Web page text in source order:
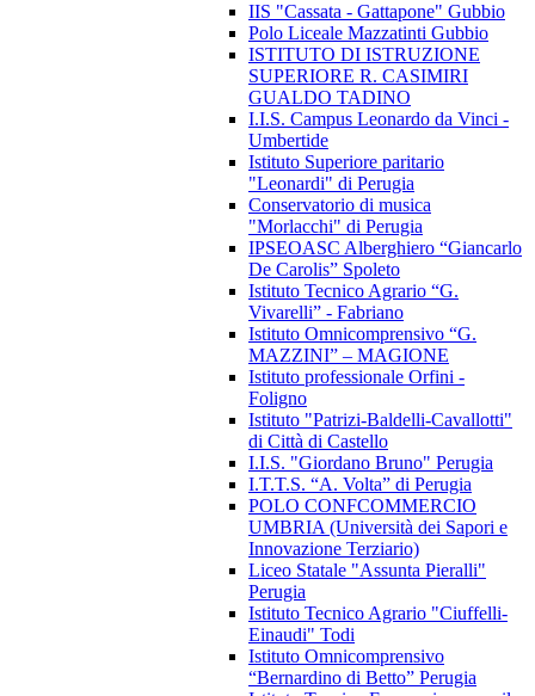
IIS "Cassata - Gattapone" Gubbio
Polo Liceale Mazzatinti Gubbio
ISTITUTO DI ISTRUZIONE
SUPERIORE R. CASIMIRI
GUALDO TADINO
I.I.S. Campus Leonardo da Vinci -
Umbertide
Istituto Superiore paritario
"Leonardi" di Perugia
Conservatorio di musica
"Morlacchi" di Perugia
IPSEOASC Alberghiero “Giancarlo
De Carolis” Spoleto
Istituto Tecnico Agrario “G.
Vivarelli” - Fabriano
Istituto Omnicomprensivo “G.
MAZZINI” – MAGIONE
Istituto professionale Orfini -
Foligno
Istituto "Patrizi-Baldelli-Cavallotti"
di Città di Castello
I.I.S. "Giordano Bruno" Perugia
I.T.T.S. “A. Volta” di Perugia
POLO CONFCOMMERCIO
UMBRIA (Università dei Sapori e
Innovazione Terziario)
Liceo Statale "Assunta Pieralli"
Perugia
Istituto Tecnico Agrario "Ciuffelli-
Einaudi" Todi
Istituto Omnicomprensivo
“Bernardino di Betto” Perugia